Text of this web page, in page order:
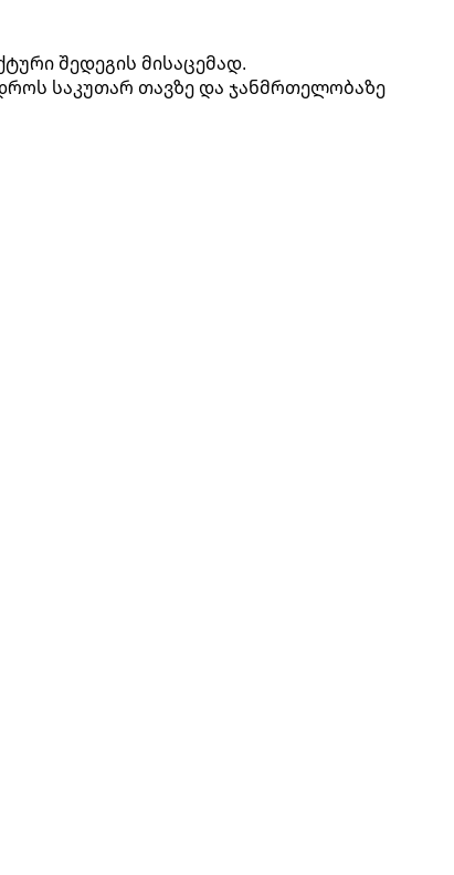
შედეგის მისაცემად.
საკუთარ თავზე და ჯანმრთელობაზე